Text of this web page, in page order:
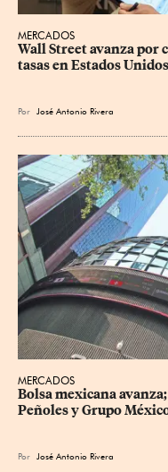
MERCADOS
Wall Street avanza por
tasas en Estados Unidos
Por José Antonio Rivera
MERCADOS
Bolsa mexicana
Peñoles y Grupo
Por José Antonio Rivera